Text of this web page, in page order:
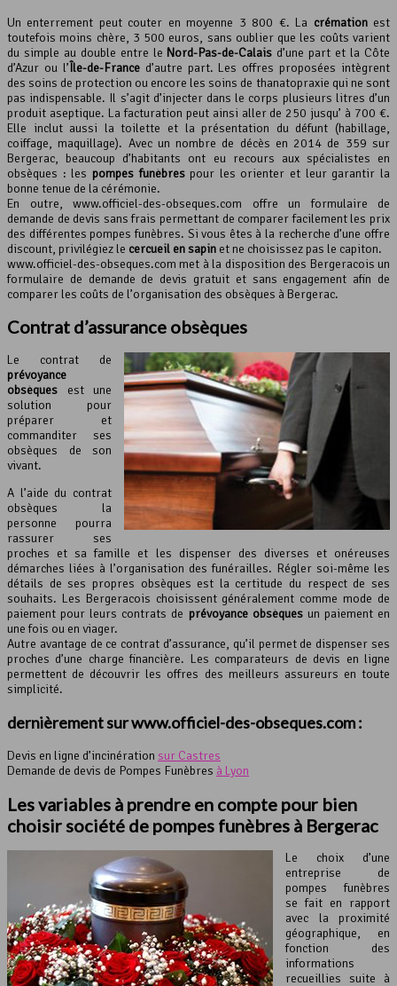
Un enterrement peut couter en moyenne 3 800 €. La crémationest
toutefois moins chère, 3 500 euros, sans oublier que les coûts varient
du simple au double entre le Nord-Pas-de-Calais d’une part et la Côte
d’Azur ou l’Île-de-Franced’autre part. Les offres proposées intègrent
des soins de protection ou encore les soins de thanatopraxie qui ne sont
pas indispensable. Il s’agit d’injecter dans le corps plusieurs litres d’un
produit aseptique. La facturation peut ainsi aller de 250 jusqu’ à 700 €.
Elle inclut aussi la toilette et la présentation du défunt (habillage,
coiffage, maquillage). Avec un nombre de décès en 2014 de 359 sur
Bergerac, beaucoup d’habitants ont eu recours aux spécialistes en
obsèques : les pompes funèbrespour les orienter et leur garantir la
bonne tenue de la cérémonie.
En outre, www.officiel-des-obseques.com offre un formulaire de
demande de devis sans frais permettant de comparer facilement les prix
des différentes pompes funèbres. Si vous êtes à la recherche d’une offre
discount, privilégiez le cercueil en sapin et ne choisissez pas le capiton.
www.officiel-des-obseques.com met à la disposition des Bergeracois un
formulaire de demande de devis gratuit et sans engagement afin de
comparer les coûts de l’organisation des obsèques à Bergerac.
Contrat d’assurance obsèques
Le contrat de
prévoyance
obsèques est une
solution pour
préparer et
commanditer ses
obsèques de son
vivant.
A l’aide du contrat
obsèques la
personne pourra
rassurer ses
proches et sa famille et les dispenser des diverses et onéreuses
démarches liées à l’organisation des funérailles. Régler soi-même les
détails de ses propres obsèques est la certitude du respect de ses
souhaits. Les Bergeracois choisissent généralement comme mode de
paiement pour leurs contrats de prévoyance obsèquesun paiement en
une fois ou en viager.
Autre avantage de ce contrat d’assurance, qu’il permet de dispenser ses
proches d’une charge financière. Les comparateurs de devis en ligne
permettent de découvrir les offres des meilleurs assureurs en toute
simplicité.
dernièrement sur www.officiel-des-obseques.com :
Devis en ligne d’incinération sur Castres
Demande de devis de Pompes Funèbres à Lyon
Les variables à prendre en compte pour bien
choisir société de pompes funèbres à Bergerac
Le choix d’une
entreprise de
pompes funèbres
se fait en rapport
avec la proximité
géographique, en
fonction des
informations
recueillies suite à